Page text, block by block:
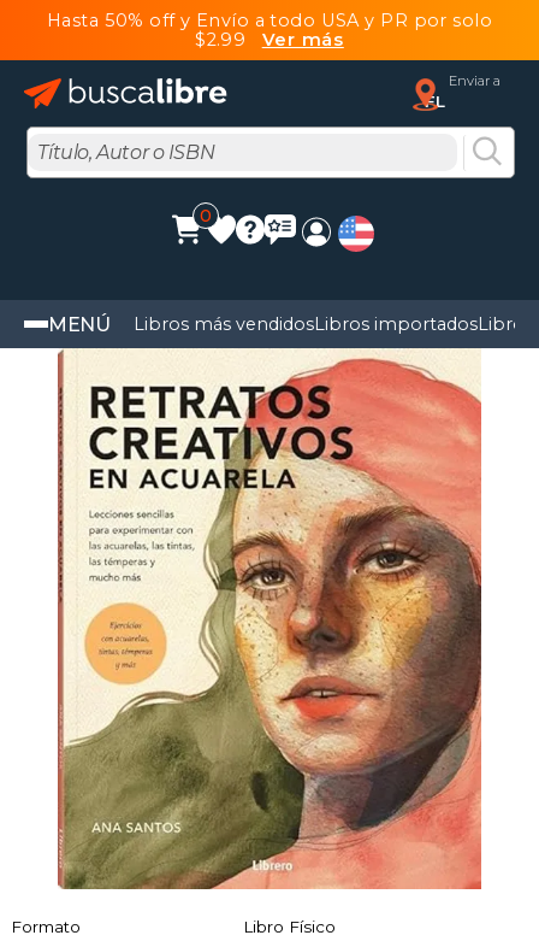
Hasta 50% off y Envío a todo USA y PR por solo
$2.99 Ver más
Enviar a
FL
0
MENÚ Libros más vendidosLibros importadosLibros
Formato
Libro Físico